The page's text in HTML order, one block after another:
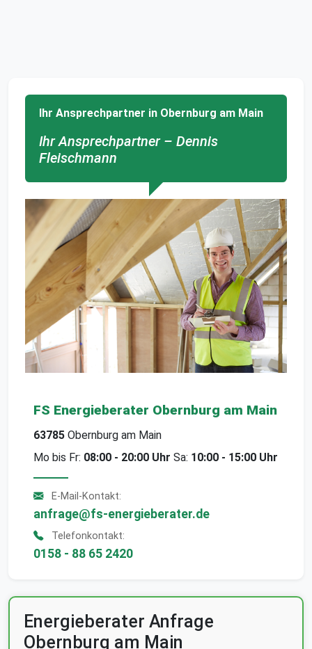
Ihr Ansprechpartner in Obernburg am Main
Ihr Ansprechpartner – Dennis
Fleischmann
FS Energieberater Obernburg am Main
63785 Obernburg am Main
Mo bis Fr: 08:00 - 20:00 Uhr Sa: 10:00 - 15:00 Uhr
E-Mail-Kontakt:
anfrage@fs-energieberater.de
Telefonkontakt:
0158 - 88 65 2420
Energieberater Anfrage
Obernburg am Main